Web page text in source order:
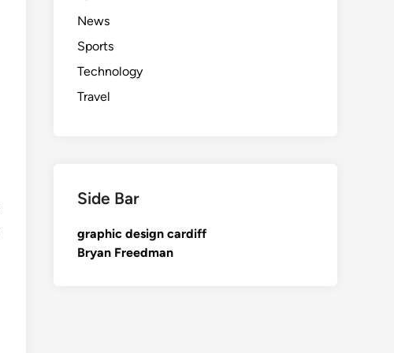
News
Sports
Technology
Travel
Side Bar
graphic design cardiff
Bryan Freedman